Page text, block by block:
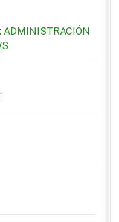
ADMINISTRACIÓN